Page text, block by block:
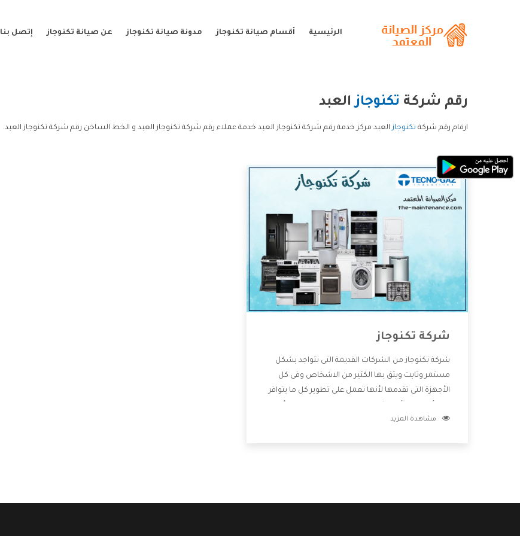
الرئيسية أقسام صيانة تكنوجاز مدونة صيانة تكنوجاز عن صيانة تكنوجاز إتصل بنا
رقم شركة تكنوجازالعبد
ارقام رقم شركة تكنوجازالعبد مركز خدمة رقم شركة تكنوجاز العبد خدمة عملاء رقم شركة تكنوجاز العبد و الخط الساخن رقم شركة تكنوجاز العبد.
شركة تكنوجاز
شركة تكنوجاز من الشركات القديمة التى تتواجد بشكل
مستمر وثابت ويثق بها الكثير من الاشخاص وفى كل
الأجهزة التى تقدمها لأنها تعمل على تطوير كل ما يتوافر
خدمات ما بعد البيع مع المنتجات وتقدم للعملاء أقوى
مشاهدة المزيد